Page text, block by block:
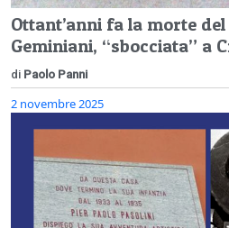
Ottant’anni fa la morte
Geminiani, “sbocciata” a
di Paolo Panni
2 novembre 2025